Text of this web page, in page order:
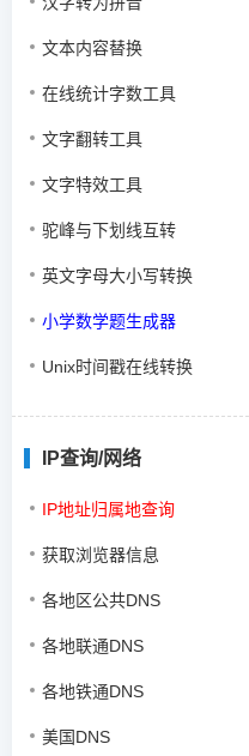
文本内容替换
在线统计字数工具
文字翻转工具
文字特效工具
驼峰与下划线互转
英文字母大小写转换
小学数学题生成器
Unix时间戳在线转换
IP查询/网络
IP地址归属地查询
获取浏览器信息
各地区公共DNS
各地联通DNS
各地铁通DNS
美国DNS